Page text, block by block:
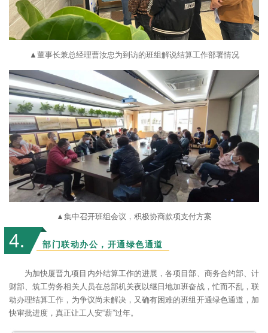
▲董事长兼总经理曹汝忠为到访的班组解说结算工作部署情况
▲集中召开班组会议，积极协商款项支付方案
4. 部门联动办公，开通绿色通道
为加快厦晋九项目内外结算工作的进展，各项目部、商务合约部、计
财部、筑工劳务相关人员在总部机关夜以继日地加班奋战，忙而不乱，联
动办理结算工作，为争议尚未解决，又确有困难的班组开通绿色通道，加
快审批进度，真正让工人安“薪”过年。